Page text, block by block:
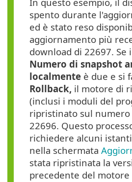
spento durante
ed è stato reso
aggiornamento più
download di 22697. Se
Numero di snapshot
localmente è due e si
Rollback, il motore di
(inclusi i moduli del
ripristinato sul numero
22696. Questo
richiedere alcuni
nella schermata
stata ripristinata la
precedente del